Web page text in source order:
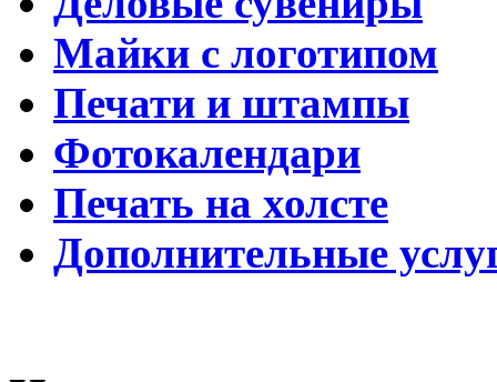
Майки с логотипом
Печати и штампы
Фотокалендари
Печать на холсте
Дополнительные